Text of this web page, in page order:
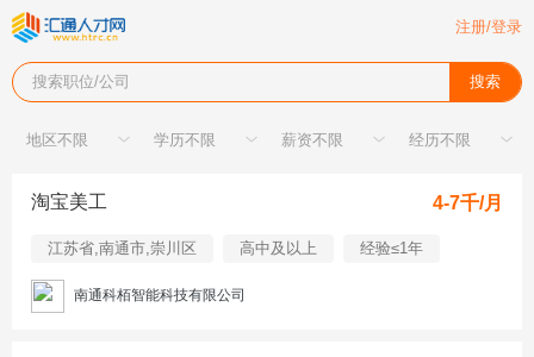
注册/登录
搜索职位/公司 搜索
淘宝美工 4-7千/月
江苏省,南通市,崇川区 高中及以上 经验≤1年
南通科栢智能科技有限公司